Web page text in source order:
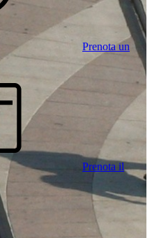
Prenota un
Prenota il